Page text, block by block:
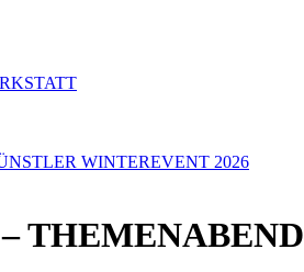
WINTEREVENT 2026
THEMENABEND